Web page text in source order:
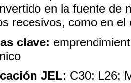
en la fuente de
recesivos, como en
clave:
JEL: C30; L26;